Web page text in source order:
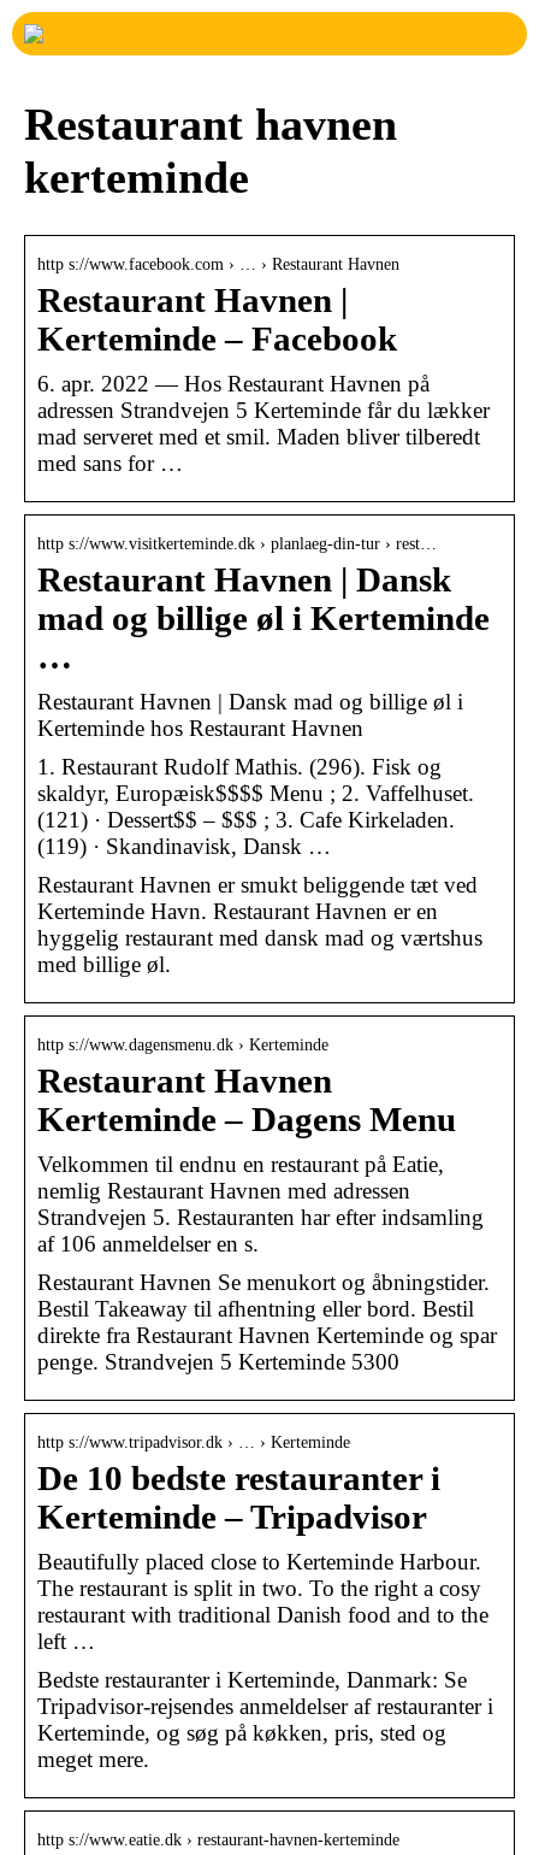
Restaurant havnen
kerteminde
http s://www.facebook.com › … › Restaurant Havnen
Restaurant Havnen |
Kerteminde – Facebook
6. apr. 2022 — Hos Restaurant Havnen på
adressen Strandvejen 5 Kerteminde får du lækker
mad serveret med et smil. Maden bliver tilberedt
med sans for …
http s://www.visitkerteminde.dk › planlaeg-din-tur › rest…
Restaurant Havnen | Dansk
mad og billige øl i Kerteminde
…
Restaurant Havnen | Dansk mad og billige øl i
Kerteminde hos Restaurant Havnen
1. Restaurant Rudolf Mathis. (296). Fisk og
skaldyr, Europæisk$$$$ Menu ; 2. Vaffelhuset.
(121) · Dessert$$ – $$$ ; 3. Cafe Kirkeladen.
(119) · Skandinavisk, Dansk …
Restaurant Havnen er smukt beliggende tæt ved
Kerteminde Havn. Restaurant Havnen er en
hyggelig restaurant med dansk mad og værtshus
med billige øl.
http s://www.dagensmenu.dk › Kerteminde
Restaurant Havnen
Kerteminde – Dagens Menu
Velkommen til endnu en restaurant på Eatie,
nemlig Restaurant Havnen med adressen
Strandvejen 5. Restauranten har efter indsamling
af 106 anmeldelser en s.
Restaurant Havnen Se menukort og åbningstider.
Bestil Takeaway til afhentning eller bord. Bestil
direkte fra Restaurant Havnen Kerteminde og spar
penge. Strandvejen 5 Kerteminde 5300
http s://www.tripadvisor.dk › … › Kerteminde
De 10 bedste restauranter i
Kerteminde – Tripadvisor
Beautifully placed close to Kerteminde Harbour.
The restaurant is split in two. To the right a cosy
restaurant with traditional Danish food and to the
left …
Bedste restauranter i Kerteminde, Danmark: Se
Tripadvisor-rejsendes anmeldelser af restauranter i
Kerteminde, og søg på køkken, pris, sted og
meget mere.
http s://www.eatie.dk › restaurant-havnen-kerteminde